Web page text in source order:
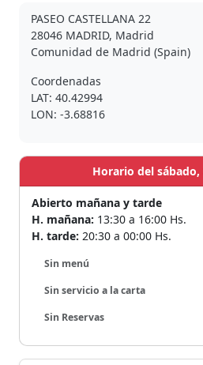
PASEO CASTELLANA 22
28046 MADRID, Madrid
Comunidad de Madrid (Spain)
Coordenadas
LAT: 40.42994
LON: -3.68816
Horario del sábado,
Abierto mañana y tarde
H. mañana: 13:30 a 16:00 Hs.
H. tarde: 20:30 a 00:00 Hs.
Sin menú
Sin servicio a la carta
Sin Reservas